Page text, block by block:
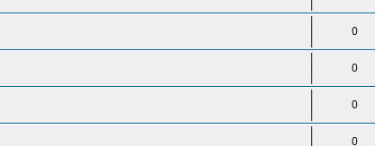
0
0
0
0